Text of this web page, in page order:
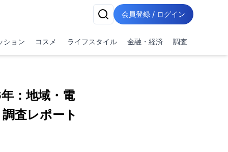
会員登録 / ログイン
ション コスメ ライフスタイル 金融・経済 調査
：地域・電
査レポート